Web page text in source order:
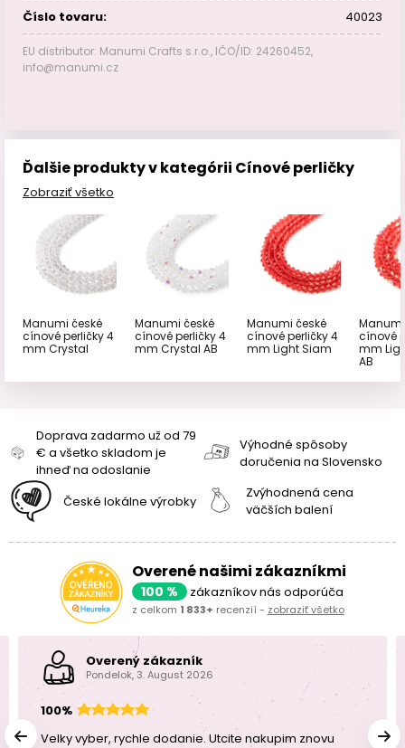
Číslo tovaru: 40023
EU distributor: Manumi Crafts s.r.o., IČO/ID: 24260452,
info@manumi.cz
Ďalšie produkty v kategórii Cínové perličky
Zobraziť všetko
Manumi české
cínové perličky 4
mm Crystal
Manumi české
cínové perličky 4
mm Crystal AB
Manumi české
cínové perličky 4
mm Light Siam
cínové
mm
AB
Doprava zadarmo už od 79
€ a všetko skladom je
ihneď na odoslanie
Výhodné spôsoby
doručenia na Slovensko
České lokálne výrobky
Zvýhodnená cena
väčších balení
Overené našimi zákazníkmi
100 % zákazníkov nás odporúča
z celkom 1 833+ recenzií - zobraziť všetko
Overený zákazník
Pondelok, 3. August 2026
100%
Velky vyber, rychle dodanie. Utcite nakupim znovu